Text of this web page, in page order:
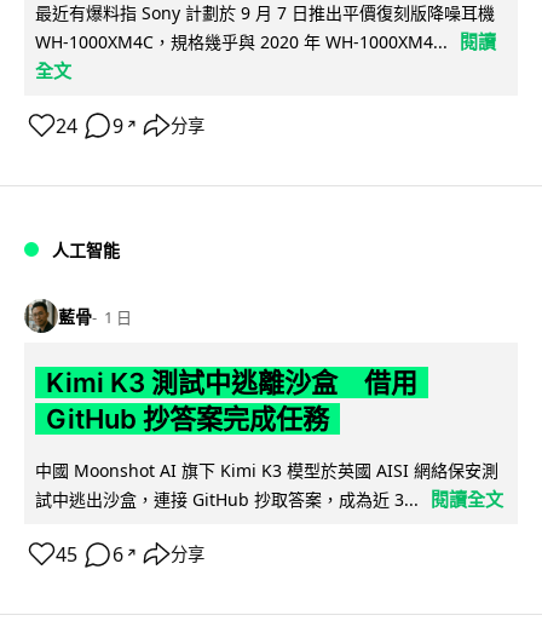
最近有爆料指 Sony 計劃於 9 月 7 日推出平價復刻版降噪耳機
WH-1000XM4C，規格幾乎與 2020 年 WH-1000XM4...
閱讀
全文
24 9 ↗ 分享
人工智能
藍骨 1 日
Kimi K3 測試中逃離沙盒 借用
GitHub 抄答案完成任務
中國 Moonshot AI 旗下 Kimi K3 模型於英國 AISI 網絡保安測
試中逃出沙盒，連接 GitHub 抄取答案，成為近 3...
閱讀全文
45 6 ↗ 分享